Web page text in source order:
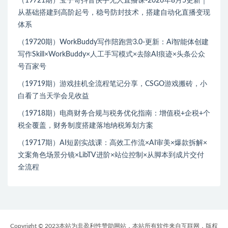
从基础搭建到高阶起号，稳号防封技术，搭建自动化直播变现
体系
（19720期）WorkBuddy写作陪跑营3.0-更新：Ai智能体创建
写作Skill×WorkBuddy×人工手写模式×去除AI痕迹×头条公众
号百家号
（19719期）游戏挂机全流程笔记分享，CSGO游戏搬砖，小
白看了当天学会见收益
（19718期）电商财务合规与税务优化指南：增值税+企税+个
税全覆盖，财务制度搭建落地纳税筹划方案
（19717期）AI短剧实战课：高效工作流×AI审美×爆款拆解×
文案角色场景分镜×LibTV进阶×站位控制×从脚本到成片交付
全流程
Copyright © 2023本站为非盈利性赞助网站，本站所有软件来自互联网，版权